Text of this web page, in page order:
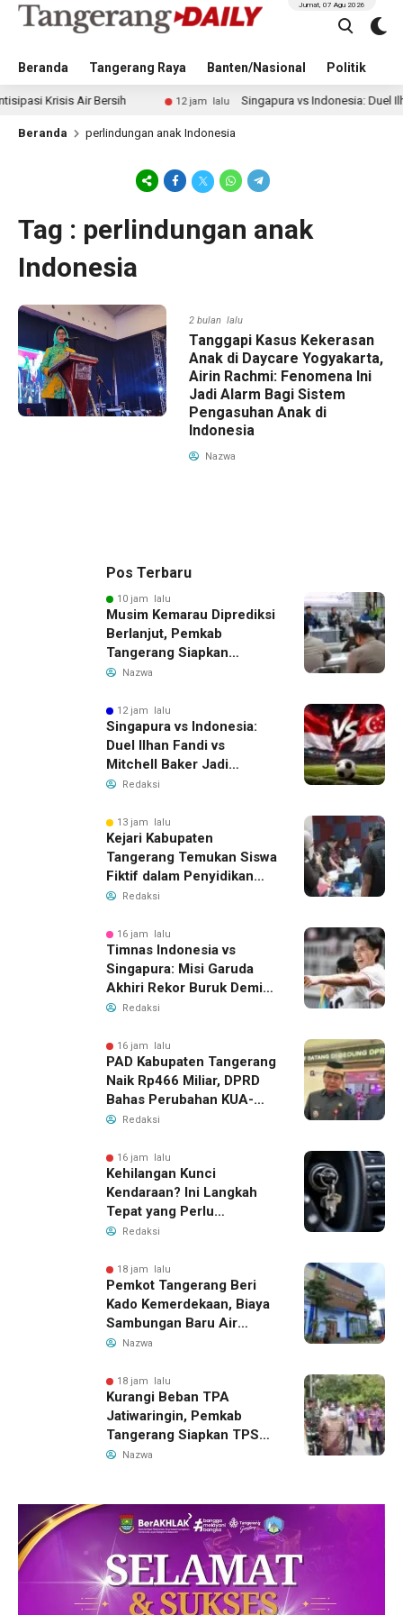
Beranda Tangerang Raya Banten/Nasional Politik
Jumat, 07 Agu 2026
Krisis Air Bersih 12 jam lalu Singapura vs Indonesia: Duel Ilhan
Beranda perlindungan anak Indonesia
Tag : perlindungan anak
Indonesia
2 bulan lalu
Tanggapi Kasus Kekerasan
Anak di Daycare Yogyakarta,
Airin Rachmi: Fenomena Ini
Jadi Alarm Bagi Sistem
Pengasuhan Anak di
Indonesia
Nazwa
Pos Terbaru
10 jam lalu
Musim Kemarau Diprediksi
Berlanjut, Pemkab
Tangerang Siapkan
Langkah Antisipasi Krisis
Nazwa
12 jam lalu
Singapura vs Indonesia:
Duel Ilhan Fandi vs
Mitchell Baker Jadi
Sorotan di Piala AFF 2026
Redaksi
13 jam lalu
Kejari Kabupaten
Tangerang Temukan Siswa
Fiktif dalam Penyidikan
Dana BOP PKBM
Redaksi
16 jam lalu
Timnas Indonesia vs
Singapura: Misi Garuda
Akhiri Rekor Buruk Demi
Tiket Semifinal Piala AFF
Redaksi
16 jam lalu
PAD Kabupaten Tangerang
Naik Rp466 Miliar, DPRD
Bahas Perubahan KUA-
PPAS 2026
Redaksi
16 jam lalu
Kehilangan Kunci
Kendaraan? Ini Langkah
Tepat yang Perlu
Dilakukan
Redaksi
18 jam lalu
Pemkot Tangerang Beri
Kado Kemerdekaan, Biaya
Sambungan Baru Air
Bersih Dipangkas Jadi
Nazwa
18 jam lalu
Kurangi Beban TPA
Jatiwaringin, Pemkab
Tangerang Siapkan TPS3R
Baru di Tigaraksa
Nazwa